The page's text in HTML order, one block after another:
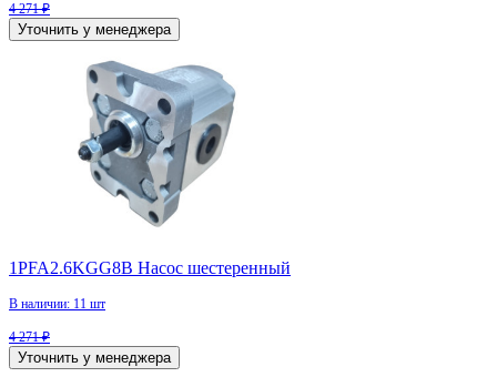
4 271 ₽
Уточнить у менеджера
1PFA2.6KGG8B Насос шестеренный
В наличии: 11 шт
4 271 ₽
Уточнить у менеджера